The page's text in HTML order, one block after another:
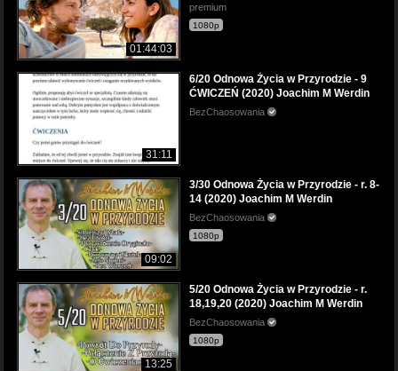
01:44:03
premium
1080p
31:11
6/20 Odnowa Życia w Przyrodzie - 9
ĆWICZEŃ (2020) Joachim M Werdin
BezChaosowania
09:02
3/30 Odnowa Życia w Przyrodzie - r. 8-
14 (2020) Joachim M Werdin
BezChaosowania
1080p
13:25
5/20 Odnowa Życia w Przyrodzie - r.
18,19,20 (2020) Joachim M Werdin
BezChaosowania
1080p